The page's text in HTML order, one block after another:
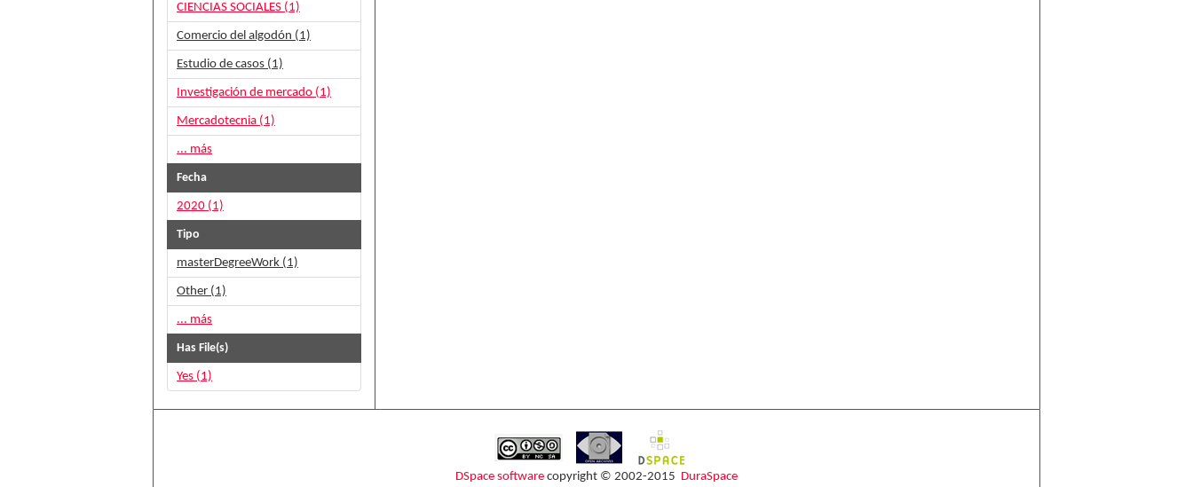
CIENCIAS SOCIALES (1)
Comercio del algodón (1)
Estudio de casos (1)
Investigación de mercado (1)
Mercadotecnia (1)
... más
Fecha
2020 (1)
Tipo
masterDegreeWork (1)
Other (1)
... más
Has File(s)
Yes (1)
DSpace software copyright © 2002-2015 DuraSpace